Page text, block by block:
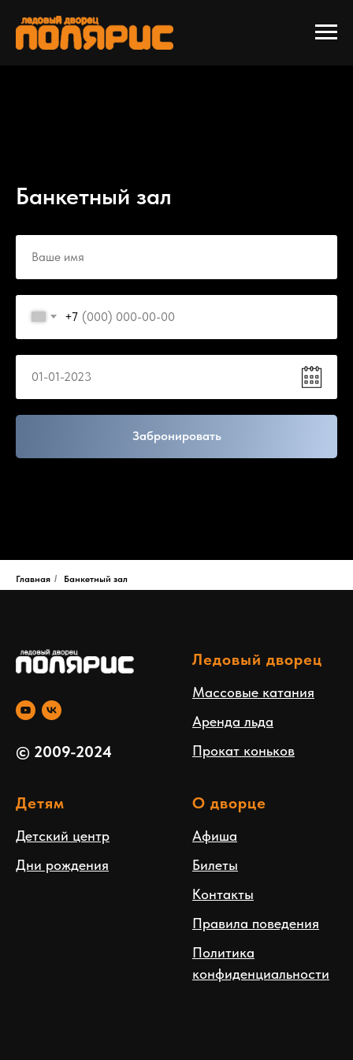
Банкетный зал
+7
Забронировать
Главная / Банкетный зал
© 2009-2024
Ледовый дворец
Массовые катания
Аренда льда
Прокат коньков
Детям
Детский центр
Дни рождения
О дворце
Афиша
Билеты
Контакты
Правила поведения
Политика
конфиденциальности